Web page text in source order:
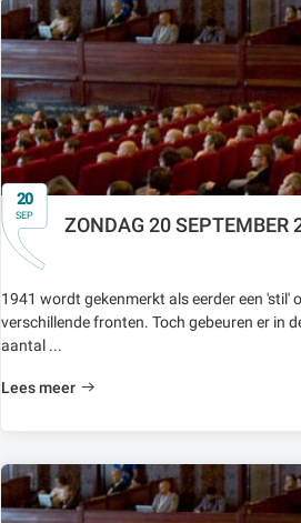
20
SEP
ZONDAG 20 SEPTEMBER
1941 wordt gekenmerkt als eerder een 'stil'
verschillende fronten. Toch gebeuren er in
aantal ...
Lees meer